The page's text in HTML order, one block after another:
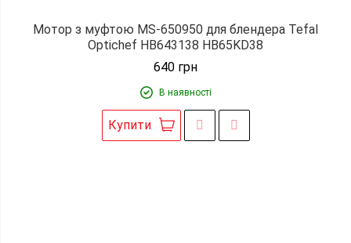
Мотор з муфтою MS-650950 для блендера Tefal
Optichef HB643138 HB65KD38
640 грн
В наявності
Купити